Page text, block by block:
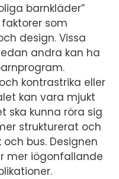
barnkläder”
som
design. Vissa
andra kan ha
kontrastrika eller
kan vara mjukt
ska kunna röra sig
strukturerat och
bus. Designen
mer iögonfallande